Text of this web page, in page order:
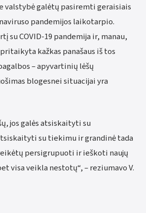
valstybė galėtų pasiremti geraisiais
pandemijos laikotarpio.
su COVID-19 pandemija ir, manau,
kažkas panašaus iš tos
– apyvartinių lėšų
blogesnei situacijai yra
jos galės atsiskaityti su
su tiekimu ir grandinė tada
persigrupuoti ir ieškoti naujų
visa veikla nestotų“, – reziumavo V.